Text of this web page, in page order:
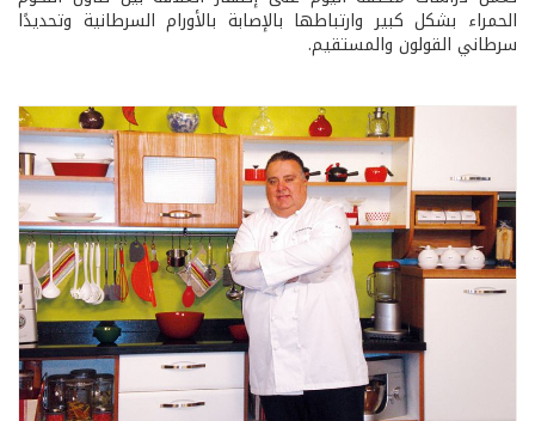
الحمراء بشكل كبير وارتباطها بالإصابة بالأورام السرطانية وتحديدًا
سرطاني القولون والمستقيم.